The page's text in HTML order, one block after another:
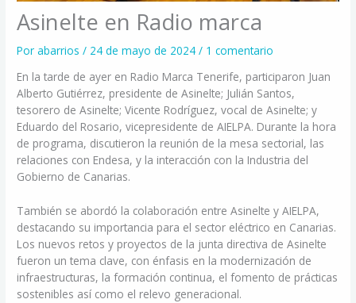
Asinelte en Radio marca
Porabarrios/ 24 de mayo de 2024/ 1 comentario
En la tarde de ayer en Radio Marca Tenerife, participaron Juan
Alberto Gutiérrez, presidente de Asinelte; Julián Santos,
tesorero de Asinelte; Vicente Rodríguez, vocal de Asinelte; y
Eduardo del Rosario, vicepresidente de AIELPA. Durante la hora
de programa, discutieron la reunión de la mesa sectorial, las
relaciones con Endesa, y la interacción con la Industria del
Gobierno de Canarias.
También se abordó la colaboración entre Asinelte y AIELPA,
destacando su importancia para el sector eléctrico en Canarias.
Los nuevos retos y proyectos de la junta directiva de Asinelte
fueron un tema clave, con énfasis en la modernización de
infraestructuras, la formación continua, el fomento de prácticas
sostenibles así como el relevo generacional.